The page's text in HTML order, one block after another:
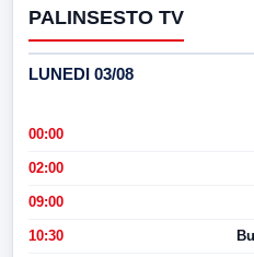
PALINSESTO TV
LUNEDI 03/08
00:00
02:00
09:00
10:30